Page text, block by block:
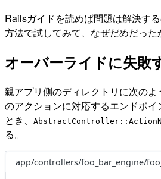
Railsガイドを読めば問題は解決す
方法で試してみて、なぜだめだった
オーバーライドに失敗
親アプリ側のディレクトリに次の
のアクションに対応するエンドポ
とき、
る。
app/controllers/foo_bar_engine/